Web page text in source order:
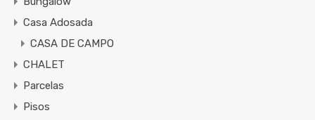
Casa Adosada
CASA DE CAMPO
CHALET
Parcelas
Pisos